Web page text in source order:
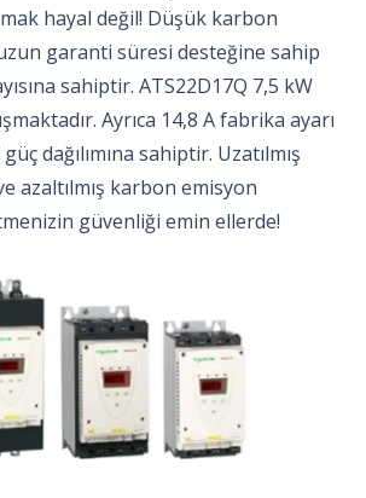
hayal değil! Düşük karbon
garanti süresi desteğine sahip
sahiptir. ATS22D17Q 7,5 kW
Ayrıca 14,8 A fabrika ayarı
dağılımına sahiptir. Uzatılmış
azaltılmış karbon emisyon
güvenliği emin ellerde!